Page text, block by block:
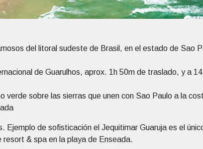
del litoral sudeste de Brasil, en el estado de Sao
de Guarulhos, aprox. 1h 50m de traslado, y a
verde sobre las sierras que unen con Sao Paulo a la
de sofisticación el Jequitimar Guaruja es el
& spa en la playa de Enseada.